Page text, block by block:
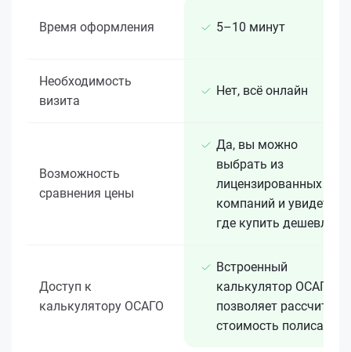
Время оформления 5–10 минут
Необходимость
визита
Нет, всё онлайн
Возможность
сравнения цены
Да, вы можно
выбрать из
лицензированных 15+
компаний и увидеть,
где купить дешевле
Доступ к
калькулятору ОСАГО
Встроенный
калькулятор ОСАГО
позволяет рассчитать
стоимость полиса